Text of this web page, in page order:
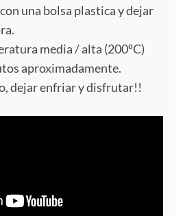
una bolsa plastica y dejar
media / alta (200ºC)
aproximadamente.
dejar enfriar y disfrutar!!